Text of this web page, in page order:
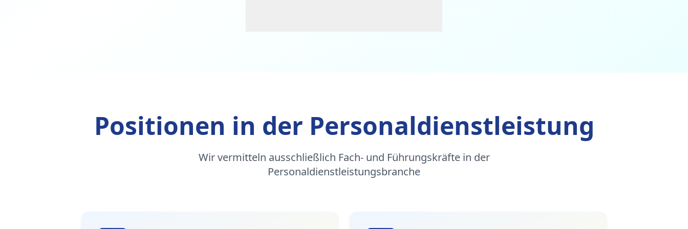
Positionen in der Personaldienstleistung
Wir vermitteln ausschließlich Fach- und Führungskräfte in der
Personaldienstleistungsbranche